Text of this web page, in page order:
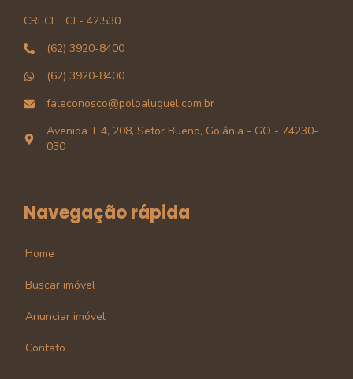
CRECI
CJ - 42.530
(62) 3920-8400
(62) 3920-8400
faleconosco@poloaluguel.com.br
Avenida T 4, 208, Setor Bueno, Goiânia - GO - 74230-
030
Navegação rápida
Home
Buscar imóvel
Anunciar imóvel
Contato